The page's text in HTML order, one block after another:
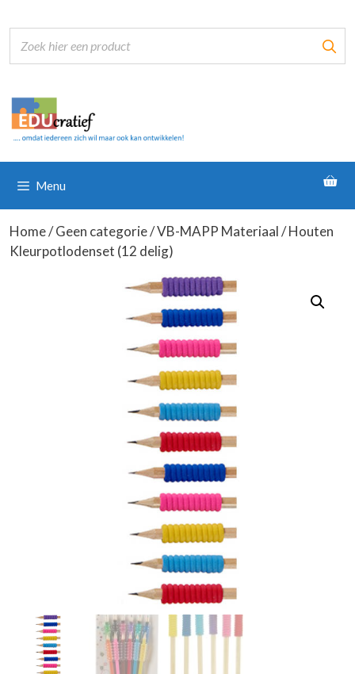
naar
inhoud
Menu
Home/Geen categorie/VB-MAPP Materiaal/ Houten
Kleurpotlodenset (12 delig)